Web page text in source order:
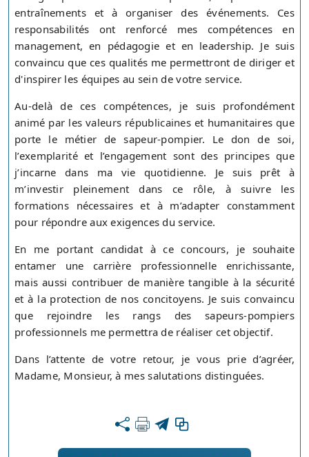
entraînements et à organiser des événements. Ces
responsabilités ont renforcé mes compétences en
management, en pédagogie et en leadership. Je suis
convaincu que ces qualités me permettront de diriger et
d'inspirer les équipes au sein de votre service.
Au-delà de ces compétences, je suis profondément
animé par les valeurs républicaines et humanitaires que
porte le métier de sapeur-pompier. Le don de soi,
l’exemplarité et l’engagement sont des principes que
j’incarne dans ma vie quotidienne. Je suis prêt à
m’investir pleinement dans ce rôle, à suivre les
formations nécessaires et à m’adapter constamment
pour répondre aux exigences du service.
En me portant candidat à ce concours, je souhaite
entamer une carrière professionnelle enrichissante,
mais aussi contribuer de manière tangible à la sécurité
et à la protection de nos concitoyens. Je suis convaincu
que rejoindre les rangs des sapeurs-pompiers
professionnels me permettra de réaliser cet objectif.
Dans l’attente de votre retour, je vous prie d’agréer,
Madame, Monsieur, à mes salutations distinguées.